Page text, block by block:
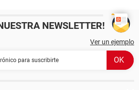
NEWSLETTER!
Ver un ejemplo